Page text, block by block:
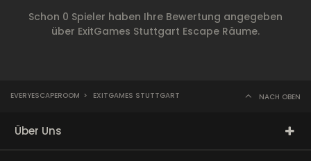
Schon 0 Spieler haben Ihre Bewertung angegeben
über ExitGames Stuttgart Escape Räume.
EVERYESCAPEROOM > EXITGAMES STUTTGART NACH OBEN
Über Uns